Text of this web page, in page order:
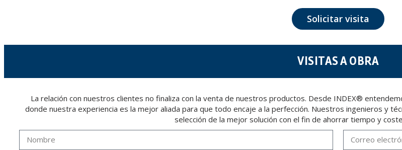
Se recomienda no enviar datos personales de nivel alto, según la legislación de protección de datos, como pueden ser los relativos a salud, pues los mismos no
El usuario podrá ejercer en cualquier momento sus derechos para acceder, rectificar, oponerse, cancelarlos, limitar su tratamiento o solicitar su portabilidad con
una carta a su responsable de tratamiento: Valentín Gómez, Gerente, junto con la fotocopia de su DNI, a TÉCNICAS EXPANSIVAS SL | P.I. La Portalada II | c/
Solicitar visita
VISITAS A OBRA
La relación con nuestros clientes no finaliza con la venta de nuestros productos. Desde INDEX®
donde nuestra experiencia es la mejor aliada para que todo encaje a la perfección. Nuestros ingenieros y
selección de la mejor solución con el fin de ahorrar tiempo y